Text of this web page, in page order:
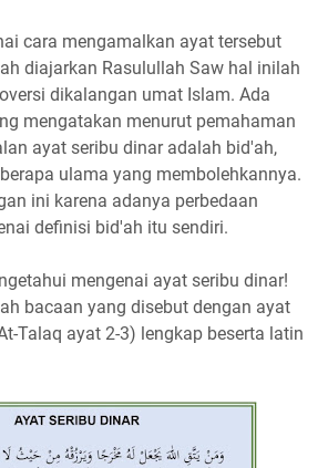
cara mengamalkan ayat tersebut
diajarkan Rasulullah Saw hal inilah
dikalangan umat Islam. Ada
mengatakan menurut pemahaman
ayat seribu dinar adalah bid'ah,
ulama yang membolehkannya.
ini karena adanya perbedaan
definisi bid'ah itu sendiri.
mengenai ayat seribu dinar!
bacaan yang disebut dengan ayat
Talaq ayat 2-3) lengkap beserta latin